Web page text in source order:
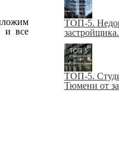
и все
ТОП-5.
ТОП-5.
Тюмени от